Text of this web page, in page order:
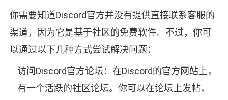
你需要知道Discord官方并没有提供直接联系客服的
渠道，因为它是基于社区的免费软件。不过，你可
以通过以下几种方式尝试解决问题：
访问Discord官方论坛：在Discord的官方网站上，
有一个活跃的社区论坛。你可以在论坛上发帖，